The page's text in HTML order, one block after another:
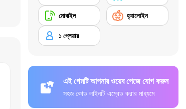
মোবাইল হ্যালোইন
১ প্লেয়ার
এই গেমটি আপনার ওয়েব পেজে যোগ করুন
সহজ কোড লাইনটি এম্বেড করার মাধ্যমে